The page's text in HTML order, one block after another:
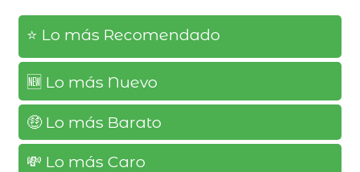
⭐️ Lo más Recomendado
🆕️ Lo más Nuevo
🤑 Lo más Barato
💸 Lo más Caro